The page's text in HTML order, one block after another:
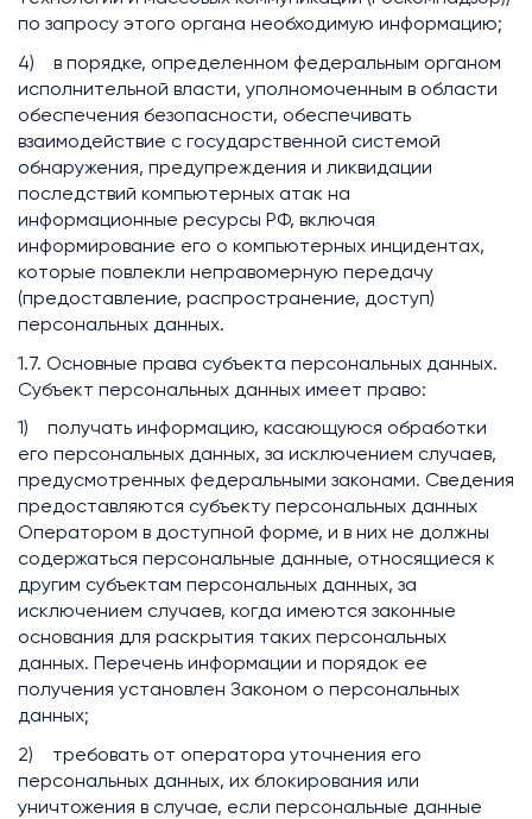
по запросу этого органа необходимую информацию;
4) в порядке, определенном федеральным органом
исполнительной власти, уполномоченным в области
обеспечения безопасности, обеспечивать
взаимодействие с государственной системой
обнаружения, предупреждения и ликвидации
последствий компьютерных атак на
информационные ресурсы РФ, включая
информирование его о компьютерных инцидентах,
которые повлекли неправомерную передачу
(предоставление, распространение, доступ)
персональных данных.
1.7. Основные права субъекта персональных данных.
Субъект персональных данных имеет право:
1) получать информацию, касающуюся обработки
его персональных данных, за исключением случаев,
предусмотренных федеральными законами. Сведения
предоставляются субъекту персональных данных
Оператором в доступной форме, и в них не должны
содержаться персональные данные, относящиеся к
другим субъектам персональных данных, за
исключением случаев, когда имеются законные
основания для раскрытия таких персональных
данных. Перечень информации и порядок ее
получения установлен Законом о персональных
данных;
2) требовать от оператора уточнения его
персональных данных, их блокирования или
уничтожения в случае, если персональные данные